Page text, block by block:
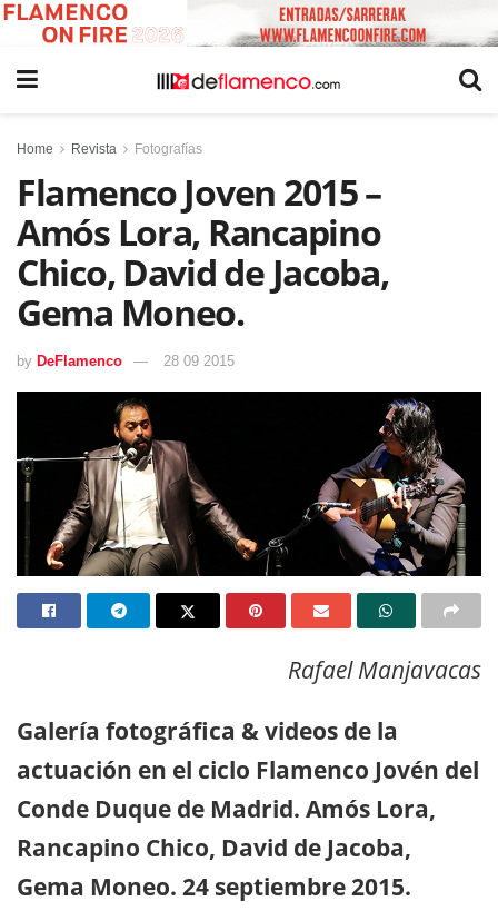
Home Revista Fotografías
Flamenco Joven 2015 –
Amós Lora, Rancapino
Chico, David de Jacoba,
Gema Moneo.
by DeFlamenco 28 09 2015
Rafael Manjavacas
Galería fotográfica & videos de la
actuación en el ciclo Flamenco Jovén del
Conde Duque de Madrid. Amós Lora,
Rancapino Chico, David de Jacoba,
Gema Moneo. 24 septiembre 2015.